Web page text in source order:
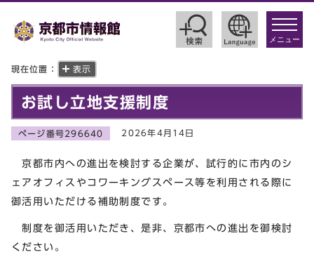
toggle
メニュー
現在位置： 表示
お試し立地支援制度
ページ番号296640 2026年4月14日
京都市内への進出を検討する企業が、試行的に市内のシ
ェアオフィスやコワーキングスペース等を利用される際に
御活用いただける補助制度です。
制度を御活用いただき、是非、京都市への進出を御検討
ください。